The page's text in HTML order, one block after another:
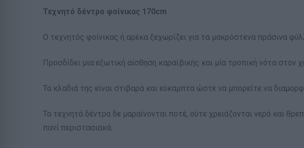
Τεχνητό δέντρο φοίνικας 170cm
Ο τεχνητός φοίνικας ή αρέκα ξεχωρίζει για τα μακρόστενα πράσινα
Προσδίδει μια εξωτική αίσθηση καραϊβικής και μία τροπική νότα στον
Τα κλαδιά της είναι στιβαρά και εύκαμπτα ώστε να μπορείτε να
Τα τεχνητά δέντρα δε μαραίνονται ποτέ, ούτε χρειάζονται νερό και
πανί περιστασιακά.